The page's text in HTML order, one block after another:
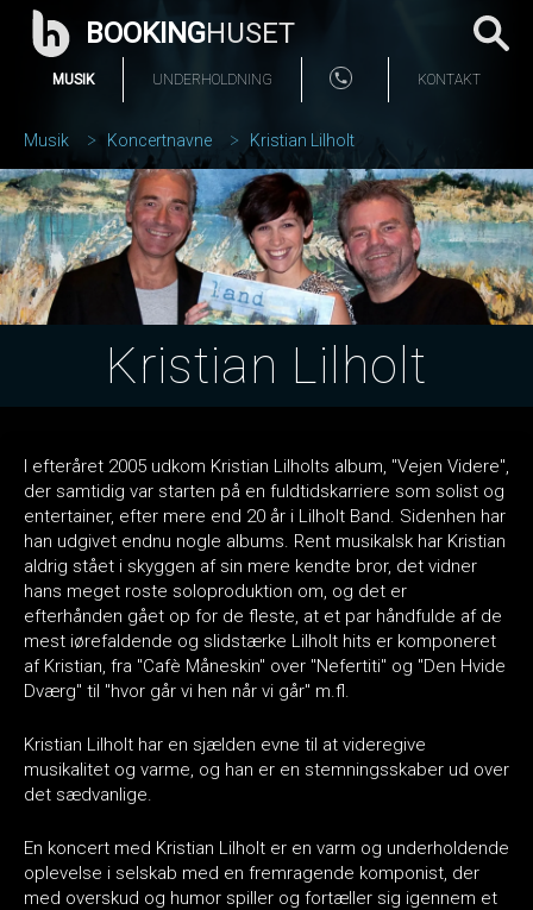
BOOKINGHUSET
MUSIK UNDERHOLDNING KONTAKT
Musik Koncertnavne Kristian Lilholt
Kristian Lilholt
I efteråret 2005 udkom Kristian Lilholts album, "Vejen Videre",
der samtidig var starten på en fuldtidskarriere som solist og
entertainer, efter mere end 20 år i Lilholt Band. Sidenhen har
han udgivet endnu nogle albums. Rent musikalsk har Kristian
aldrig stået i skyggen af sin mere kendte bror, det vidner
hans meget roste soloproduktion om, og det er
efterhånden gået op for de fleste, at et par håndfulde af de
mest iørefaldende og slidstærke Lilholt hits er komponeret
af Kristian, fra "Cafè Måneskin" over "Nefertiti" og "Den Hvide
Dværg" til "hvor går vi hen når vi går" m.fl.
Kristian Lilholt har en sjælden evne til at videregive
musikalitet og varme, og han er en stemningsskaber ud over
det sædvanlige.
En koncert med Kristian Lilholt er en varm og underholdende
oplevelse i selskab med en fremragende komponist, der
med overskud og humor spiller og fortæller sig igennem et